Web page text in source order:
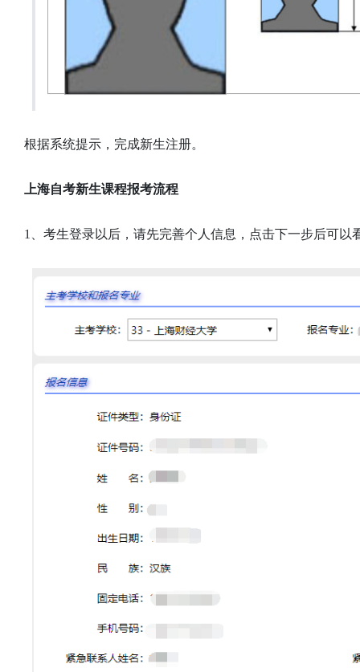
根据系统提示，完成新生注册。
上海自考新生课程报考流程
1、考生登录以后，请先完善个人信息，点击下一步后可以